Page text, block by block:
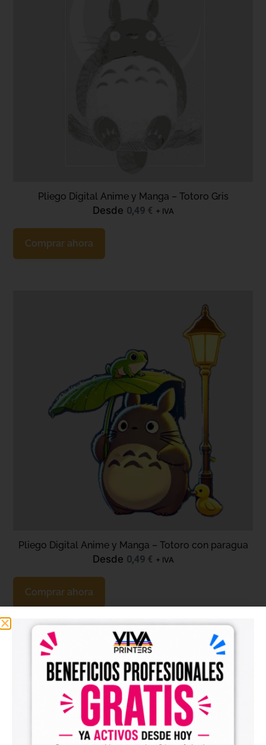
Pliego Digital Anime y Manga – Totoro Gris
Desde 0,49 € + IVA
Comprar ahora
Pliego Digital Anime y Manga – Totoro con paragua
Desde 0,49 € + IVA
Comprar ahora
1
Dudas frecuentes
Preguntas frecuentes
sobre impresión DTF, UV